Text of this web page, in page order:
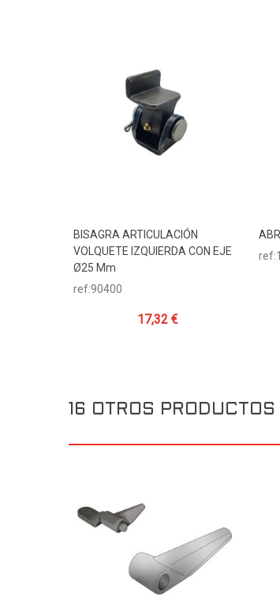
Añadir Al Carrito
BISAGRA ARTICULACIÓN
VOLQUETE IZQUIERDA CON EJE
Ø25 Mm
ref:90400
17,32 €
16 OTROS